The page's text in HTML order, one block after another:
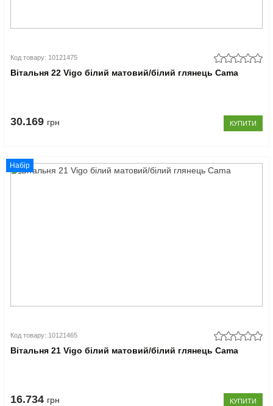
Код товару: 10121475
Вітальня 22 Vigo білий матовий/білий глянець Cama
30.169 грн КУПИТИ
Набір
Код товару: 10121465
Вітальня 21 Vigo білий матовий/білий глянець Cama
16.734 грн КУПИТИ